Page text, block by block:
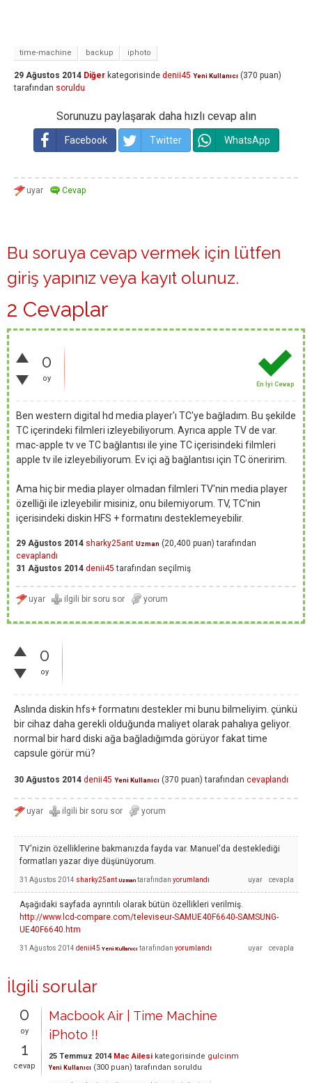
time-machine backup iphoto
29 Ağustos 2014 Diğer kategorisinde denii45 Yeni Kullanıcı (370 puan)
tarafından soruldu
Sorunuzu paylaşarak daha hızlı cevap alın
Facebook Twitter WhatsApp
Bu soruya cevap vermek için lütfen
giriş yapınız veya kayıt olunuz.
2 Cevaplar
0
oy
En İyi Cevap
Ben western digital hd media player'ı TC'ye bağladım. Bu şekilde
TC içerindeki filmleri izleyebiliyorum. Ayrıca apple TV de var.
mac-apple tv ve TC bağlantısı ile yine TC içerisindeki filmleri
apple tv ile izleyebiliyorum. Ev içi ağ bağlantısı için TC öneririm.
Ama hiç bir media player olmadan filmleri TV'nin media player
özelliği ile izleyebilir misiniz, onu bilemiyorum. TV, TC'nin
içerisindeki diskin HFS + formatını desteklemeyebilir.
29 Ağustos 2014 sharky25ant Uzman (20,400 puan) tarafından
cevaplandı
31 Ağustos 2014 denii45 tarafından seçilmiş
0
oy
Aslında diskin hfs+ formatını destekler mi bunu bilmeliyim. çünkü
bir cihaz daha gerekli olduğunda maliyet olarak pahalıya geliyor.
normal bir hard diski ağa bağladığımda görüyor fakat time
capsule görür mü?
30 Ağustos 2014 denii45 Yeni Kullanıcı (370 puan) tarafından cevaplandı
TV'nizin özelliklerine bakmanızda fayda var. Manuel'da desteklediği
formatları yazar diye düşünüyorum.
31 Ağustos 2014 sharky25ant Uzman tarafından yorumlandı
Aşağıdaki sayfada ayrıntılı olarak bütün özellikleri verilmiş.
http://www.lcd-compare.com/televiseur-SAMUE40F6640-SAMSUNG-
UE40F6640.htm
31 Ağustos 2014 denii45 Yeni Kullanıcı tarafından yorumlandı
İlgili sorular
0
oy
1
cevap
Macbook Air | Time Machine
iPhoto !!
25 Temmuz 2014 Mac Ailesi kategorisinde gulcinm
Yeni Kullanıcı (300 puan) tarafından soruldu